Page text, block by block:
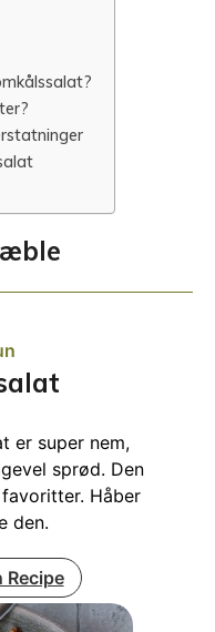
er super nem,
sprød. Den
Håber
den.
Recipe